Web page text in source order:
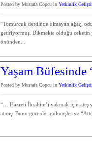
Posted by Mustafa Copcu in Yetkinlik
“Tomurcuk derdinde olmayan ağaç,
getiriyormuş. Dikmekte olduğu ceketin
önünden...
Yaşam
Posted by Mustafa Copcu in Yetkinlik
“… Hazreti İbrahim’i yakmak için ateş
atmış. Bunu görenler gülmüşler ve